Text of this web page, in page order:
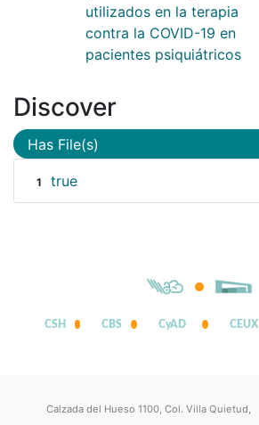
utilizados en la terapia
contra la COVID-19 en
pacientes psiquiátricos
Discover
Has File(s)
1 true
CSH CBS CyAD CEUX
Calzada del Hueso 1100, Col. Villa Quietud,